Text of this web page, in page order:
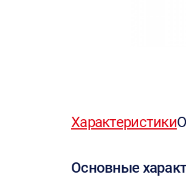
Характеристики
Основные